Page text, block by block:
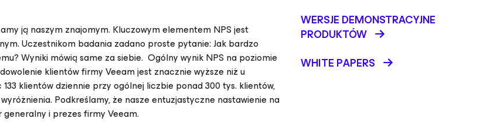
ją naszym znajomym. Kluczowym elementem NPS jest
Uczestnikom badania zadano proste pytanie:Jak bardzo
? Wyniki mówią same za siebie. Ogólny wynik NPS na poziomie
klientów firmy Veeam jest znacznie wyższe niż u
klientów dziennie przy ogólnej liczbie ponad 300 tys. klientów,
Podkreślamy, że nasze entuzjastyczne nastawienie na
i prezes firmy Veeam.
WERSJE DEMONSTRACYJNE
PRODUKTÓW
WHITE PAPERS